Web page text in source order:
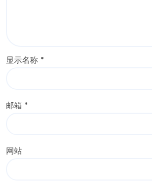
显示名称 *
邮箱 *
网站